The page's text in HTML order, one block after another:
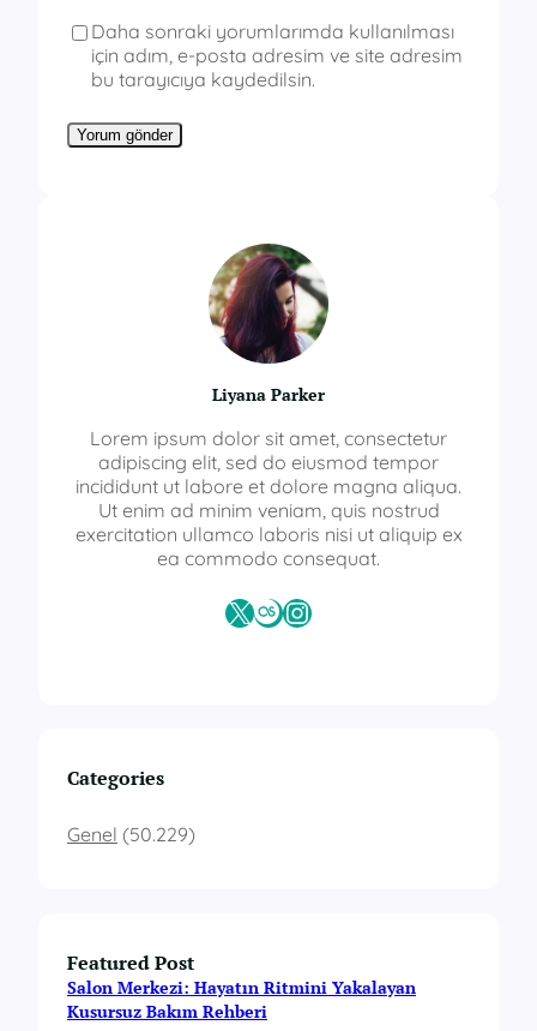
Daha sonraki yorumlarımda kullanılması
için adım, e-posta adresim ve site adresim
bu tarayıcıya kaydedilsin.
Liyana Parker
Lorem ipsum dolor sit amet, consectetur
adipiscing elit, sed do eiusmod tempor
incididunt ut labore et dolore magna aliqua.
Ut enim ad minim veniam, quis nostrud
exercitation ullamco laboris nisi ut aliquip ex
ea commodo consequat.
X Last.fmInstagram
Categories
Genel (50.229)
Featured Post
Salon Merkezi: Hayatın Ritmini Yakalayan
Kusursuz Bakım Rehberi